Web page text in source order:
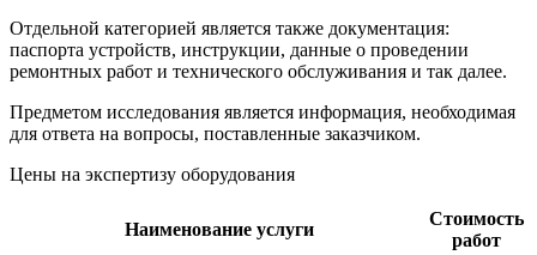
Отдельной категорией является также документация:
паспорта устройств, инструкции, данные о проведении
ремонтных работ и технического обслуживания и так далее.
Предметом исследования является информация, необходимая
для ответа на вопросы, поставленные заказчиком.
Цены на экспертизу оборудования
Наименование услуги
Стоимость
работ